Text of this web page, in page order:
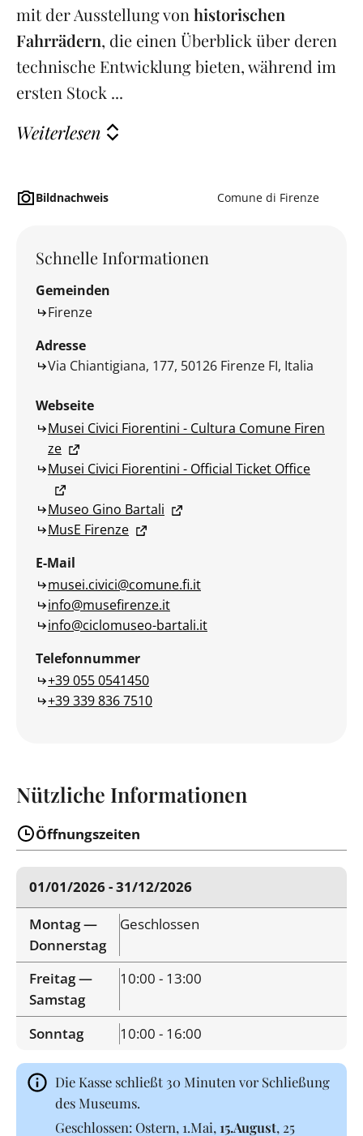
mit der Ausstellung von historischen
Fahrrädern, die einen Überblick über deren
technische Entwicklung bieten, während im
ersten Stock ...
Weiterlesen
Bildnachweis Comune di Firenze
Schnelle Informationen
Gemeinden
Firenze
Adresse
Via Chiantigiana, 177, 50126 Firenze FI, Italia
Webseite
Musei Civici Fiorentini - Cultura Comune Firen
ze
Musei Civici Fiorentini - Official Ticket Office
Museo Gino Bartali
MusE Firenze
E-Mail
musei.civici@comune.fi.it
info@musefirenze.it
info@ciclomuseo-bartali.it
Telefonnummer
+39 055 0541450
+39 339 836 7510
Nützliche Informationen
Öffnungszeiten
01/01/2026 - 31/12/2026
Montag —
Donnerstag
Geschlossen
Freitag —
Samstag
10:00 - 13:00
Sonntag 10:00 - 16:00
Die Kasse schließt 30 Minuten vor Schließung
des Museums.
Geschlossen: Ostern, 1.Mai, 15.August, 25